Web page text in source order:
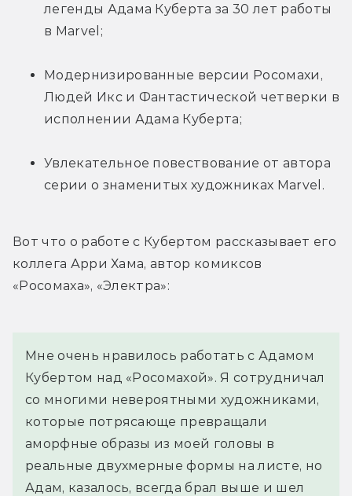
легенды Адама Куберта за 30 лет работы
в Marvel;
Модернизированные версии Росомахи,
Людей Икс и Фантастической четверки в
исполнении Адама Куберта;
Увлекательное повествование от автора
серии о знаменитых художниках Marvel.
Вот что о работе с Кубертом рассказывает его
коллега Арри Хама, автор комиксов
«Росомаха», «Электра»:
Мне очень нравилось работать с Адамом
Кубертом над «Росомахой». Я сотрудничал
со многими невероятными художниками,
которые потрясающе превращали
аморфные образы из моей головы в
реальные двухмерные формы на листе, но
Адам, казалось, всегда брал выше и шел